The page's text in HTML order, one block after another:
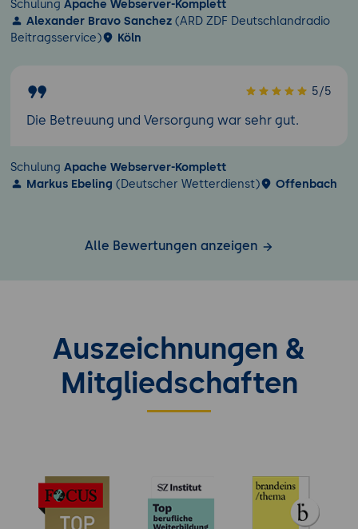
Schulung Apache Webserver-Komplett
Alexander Bravo Sanchez (ARD ZDF Deutschlandradio
Beitragsservice)
Köln
5/5
Die Betreuung und Versorgung war sehr gut.
Schulung Apache Webserver-Komplett
Markus Ebeling (Deutscher Wetterdienst) Offenbach
Alle Bewertungen anzeigen
Auszeichnungen &
Mitgliedschaften